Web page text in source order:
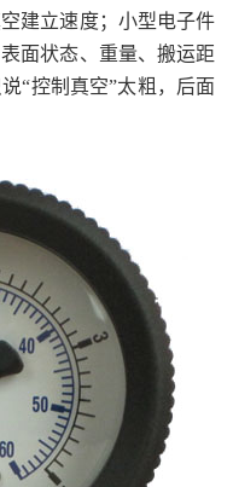
建立速度；小型电子件
面状态、重量、搬运距
“控制真空”太粗，后面